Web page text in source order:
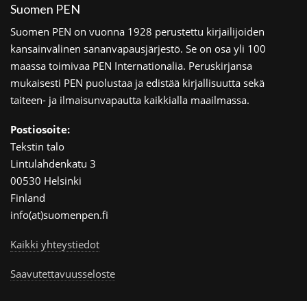
Suomen PEN
Suomen PEN on vuonna 1928 perustettu kirjailijoiden
kansainvälinen sananvapausjärjestö. Se on osa yli 100
maassa toimivaa PEN Internationalia. Peruskirjansa
mukaisesti PEN puolustaa ja edistää kirjallisuutta sekä
taiteen- ja ilmaisunvapautta kaikkialla maailmassa.
Postiosoite:
Tekstin talo
Lintulahdenkatu 3
00530 Helsinki
Finland
info(at)suomenpen.fi
Kaikki yhteystiedot
Saavutettavuusseloste